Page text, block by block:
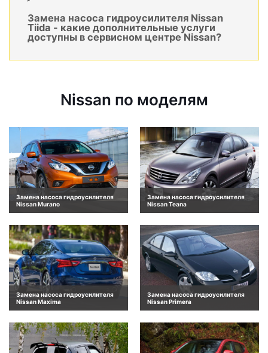
Замена насоса гидроусилителя Nissan
Tiida - какие дополнительные услуги
доступны в сервисном центре Nissan?
Nissan по моделям
Замена насоса гидроусилителя
Nissan Murano
Замена насоса гидроусилителя
Nissan Teana
Замена насоса гидроусилителя
Nissan Maxima
Замена насоса гидроусилителя
Nissan Primera